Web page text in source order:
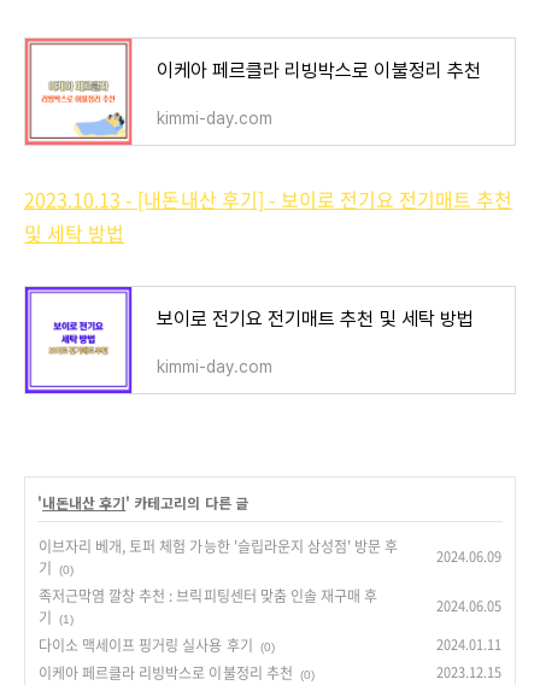
이케아 페르클라 리빙박스로 이불정리 추천
kimmi-day.com
2023.10.13 - [내돈내산 후기] - 보이로 전기요 전기매트 추천
및 세탁 방법
보이로 전기요 전기매트 추천 및 세탁 방법
kimmi-day.com
'내돈내산 후기' 카테고리의 다른 글
이브자리 베개, 토퍼 체험 가능한 '슬립라운지 삼성점' 방문 후
기
(0)
2024.06.09
족저근막염 깔창 추천 : 브릭피팅센터 맞춤 인솔 재구매 후
기
(1)
2024.06.05
다이소 맥세이프 핑거링 실사용 후기 (0) 2024.01.11
이케아 페르클라 리빙박스로 이불정리 추천 (0) 2023.12.15